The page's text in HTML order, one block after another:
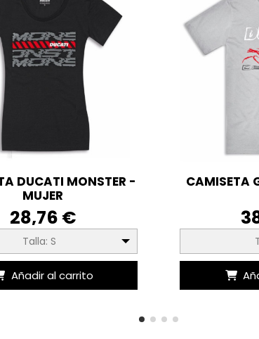
DUCATI MONSTER -
MUJER
28,76 €
Talla: S
Añadir al carrito
CAMISETA